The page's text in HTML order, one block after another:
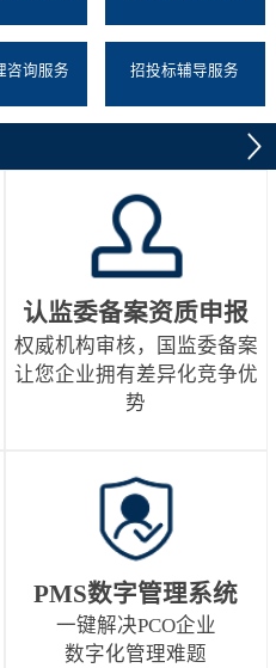
咨询服务 招投标辅导服务
认监委备案资质申报
权威机构审核，国监委备案
让您企业拥有差异化竞争优
势
PMS数字管理系统
一键解决PCO企业
数字化管理难题